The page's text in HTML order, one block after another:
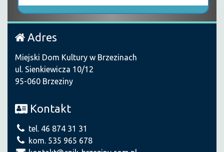
Adres
Miejski Dom Kultury w Brzezinach
ul. Sienkiewicza 10/12
95-060 Brzeziny
Kontakt
tel. 46 874 31 31
kom. 535 965 678